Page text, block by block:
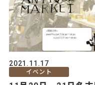
2021.11.17
イベント